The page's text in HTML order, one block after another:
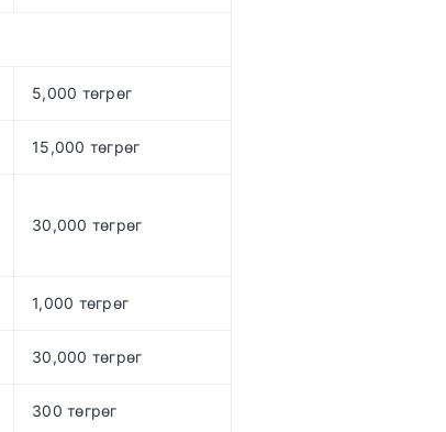
5,000 төгрөг
15,000 төгрөг
30,000 төгрөг
1,000 төгрөг
30,000 төгрөг
300 төгрөг